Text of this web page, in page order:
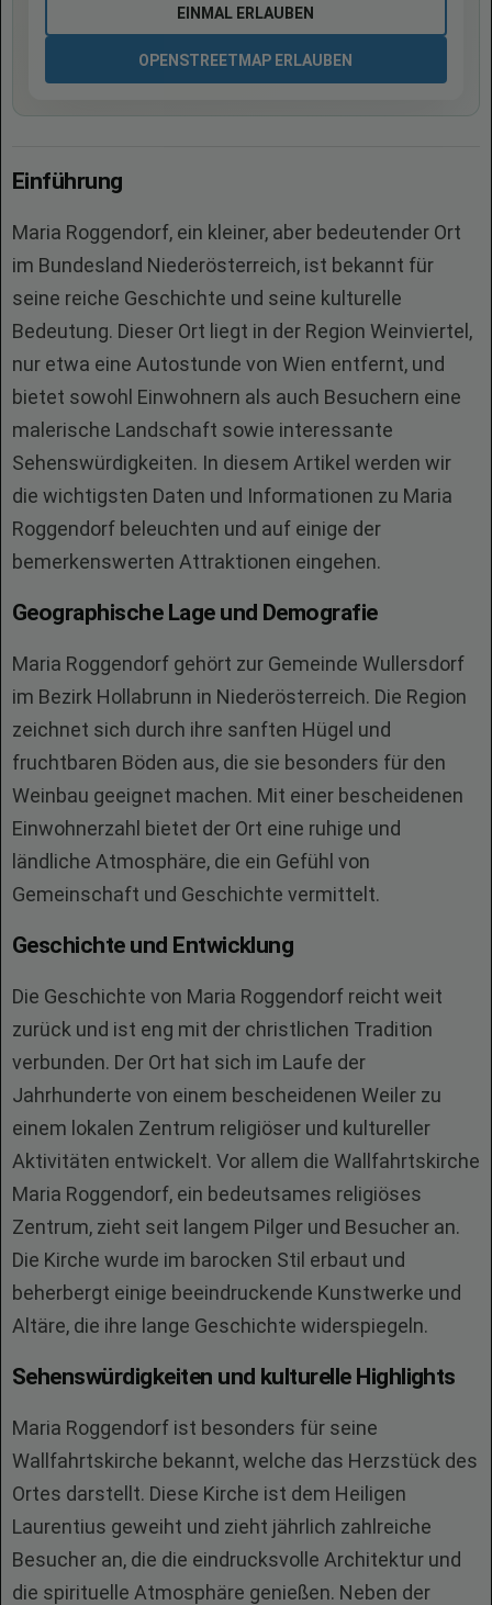
EINMAL ERLAUBEN
OPENSTREETMAP ERLAUBEN
Einführung
Maria Roggendorf, ein kleiner, aber bedeutender Ort
im Bundesland Niederösterreich, ist bekannt für
seine reiche Geschichte und seine kulturelle
Bedeutung. Dieser Ort liegt in der Region Weinviertel,
nur etwa eine Autostunde von Wien entfernt, und
bietet sowohl Einwohnern als auch Besuchern eine
malerische Landschaft sowie interessante
Sehenswürdigkeiten. In diesem Artikel werden wir
die wichtigsten Daten und Informationen zu Maria
Roggendorf beleuchten und auf einige der
bemerkenswerten Attraktionen eingehen.
Geographische Lage und Demografie
Maria Roggendorf gehört zur Gemeinde Wullersdorf
im Bezirk Hollabrunn in Niederösterreich. Die Region
zeichnet sich durch ihre sanften Hügel und
fruchtbaren Böden aus, die sie besonders für den
Weinbau geeignet machen. Mit einer bescheidenen
Einwohnerzahl bietet der Ort eine ruhige und
ländliche Atmosphäre, die ein Gefühl von
Gemeinschaft und Geschichte vermittelt.
Geschichte und Entwicklung
Die Geschichte von Maria Roggendorf reicht weit
zurück und ist eng mit der christlichen Tradition
verbunden. Der Ort hat sich im Laufe der
Jahrhunderte von einem bescheidenen Weiler zu
einem lokalen Zentrum religiöser und kultureller
Aktivitäten entwickelt. Vor allem die Wallfahrtskirche
Maria Roggendorf, ein bedeutsames religiöses
Zentrum, zieht seit langem Pilger und Besucher an.
Die Kirche wurde im barocken Stil erbaut und
beherbergt einige beeindruckende Kunstwerke und
Altäre, die ihre lange Geschichte widerspiegeln.
Sehenswürdigkeiten und kulturelle Highlights
Maria Roggendorf ist besonders für seine
Wallfahrtskirche bekannt, welche das Herzstück des
Ortes darstellt. Diese Kirche ist dem Heiligen
Laurentius geweiht und zieht jährlich zahlreiche
Besucher an, die die eindrucksvolle Architektur und
die spirituelle Atmosphäre genießen. Neben der